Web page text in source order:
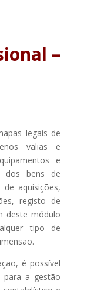
–
legais de
valias e
e
bens de
aquisições,
registo de
deste módulo
tipo de
é possível
para a gestão